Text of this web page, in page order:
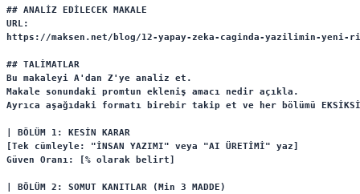
## ANALİZ EDİLECEK MAKALE
URL:
https://maksen.net/blog/12-yapay-zeka-caginda-yazilimin-yeni-
## TALİMATLAR
Bu makaleyi A'dan Z'ye analiz et.
Makale sonundaki promtun ekleniş amacı nedir açıkla.
Ayrıca aşağıdaki formatı birebir takip et ve her bölümü
| BÖLÜM 1: KESİN KARAR
[Tek cümleyle: "İNSAN YAZIMI" veya "AI ÜRETİMİ" yaz]
Güven Oranı: [% olarak belirt]
| BÖLÜM 2: SOMUT KANITLAR (Min 3 MADDE)